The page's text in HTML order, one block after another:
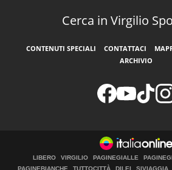
Cerca in Virgilio
CONTENUTI SPECIALI CONTATTACI
ARCHIVIO
LIBERO VIRGILIO PAGINEGIALLE
PAGINEBIANCHE
TUTTOCITTÀ DILEI SIVIAGGIA